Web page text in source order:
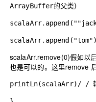
ArrayBuffer的父类）
scalaArr.append("tom")
scalaArr.remove(0)假如以
也是可以的。这里remove
printLn(scalaArr) //